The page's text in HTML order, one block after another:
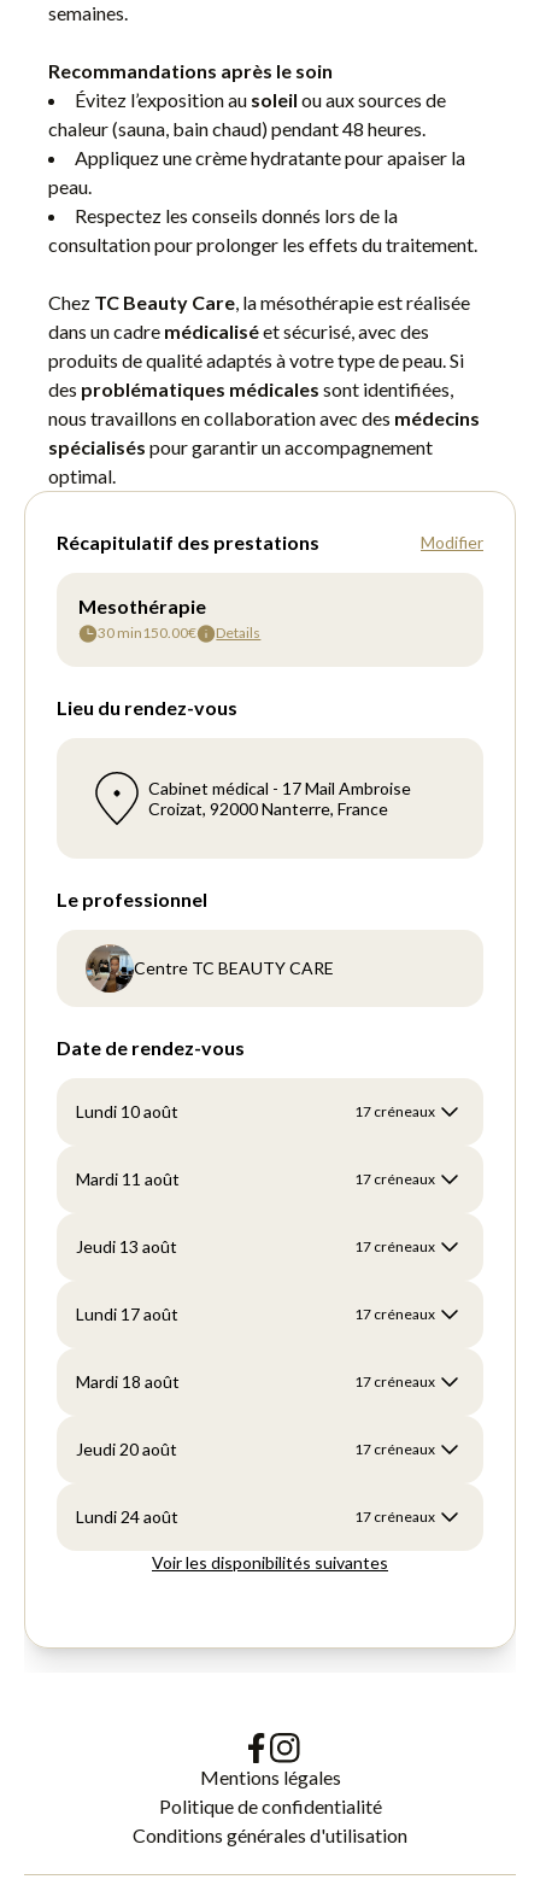
semaines.
Recommandations après le soin
Évitez l’exposition au soleil ou aux sources de
chaleur (sauna, bain chaud) pendant 48 heures.
Appliquez une crème hydratante pour apaiser la
peau.
Respectez les conseils donnés lors de la
consultation pour prolonger les effets du traitement.
Chez TC Beauty Care, la mésothérapie est réalisée
dans un cadre médicaliséet sécurisé, avec des
produits de qualité adaptés à votre type de peau. Si
des problématiques médicales sont identifiées,
nous travaillons en collaboration avec des médecins
spécialisés pour garantir un accompagnement
optimal.
Mentions légales
Politique de confidentialité
Conditions générales d'utilisation